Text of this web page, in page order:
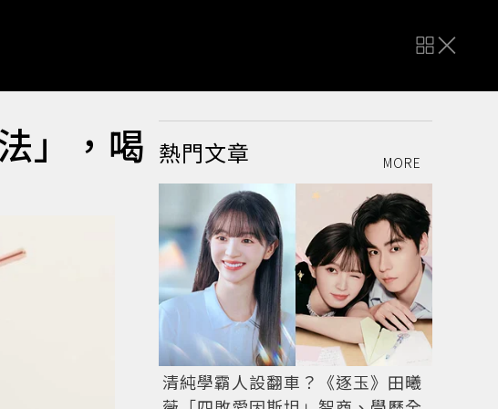
」，喝 熱門文章 MORE
清純學霸人設翻車？《逐玉》田曦